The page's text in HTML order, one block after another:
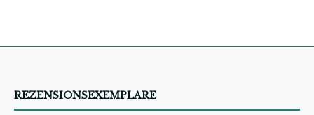
REZENSIONSEXEMPLARE